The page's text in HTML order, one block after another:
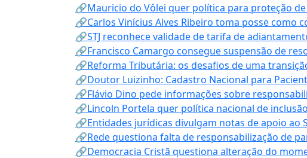
🔗Mauricio do Vôlei quer política para proteção
🔗Carlos Vinícius Alves Ribeiro toma posse como
🔗STJ reconhece validade de tarifa de
🔗Francisco Camargo consegue suspensão de
🔗Reforma Tributária: os desafios de uma
🔗Doutor Luizinho: Cadastro Nacional para
🔗Flávio Dino pede informações sobre
🔗Lincoln Portela quer política nacional de
🔗Entidades jurídicas divulgam notas de apoio ao
🔗Rede questiona falta de responsabilização de
🔗Democracia Cristã questiona alteração do